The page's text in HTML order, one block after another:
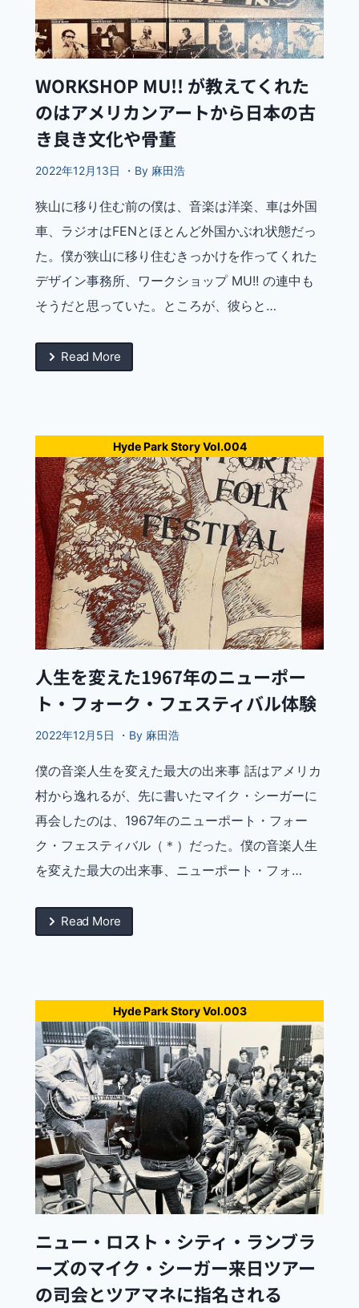
WORKSHOP MU!! が教えてくれた
のはアメリカンアートから日本の古
き良き文化や骨董
2022年12月13日 ・By 麻田浩
狭山に移り住む前の僕は、音楽は洋楽、車は外国
車、ラジオはFENとほとんど外国かぶれ状態だっ
た。僕が狭山に移り住むきっかけを作ってくれた
デザイン事務所、ワークショップ MU!! の連中も
そうだと思っていた。ところが、彼らと…
Read More
Hyde Park Story Vol.004
人生を変えた1967年のニューポー
ト・フォーク・フェスティバル体験
2022年12月5日 ・By 麻田浩
僕の音楽人生を変えた最大の出来事 話はアメリカ
村から逸れるが、先に書いたマイク・シーガーに
再会したのは、1967年のニューポート・フォー
ク・フェスティバル（＊）だった。僕の音楽人生
を変えた最大の出来事、ニューポート・フォ…
Read More
Hyde Park Story Vol.003
ニュー・ロスト・シティ・ランブラ
ーズのマイク・シーガー来日ツアー
の司会とツアマネに指名される